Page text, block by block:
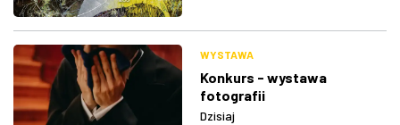
WYSTAWA
Konkurs - wystawa
fotografii
Dzisiaj